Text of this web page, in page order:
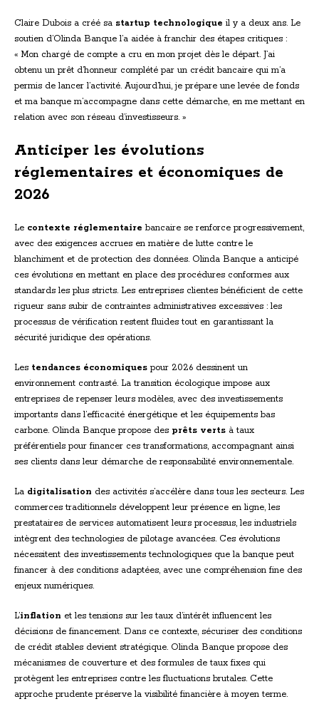
Claire Dubois a créé sa startup technologique il y a deux ans. Le
soutien d’Olinda Banque l’a aidée à franchir des étapes critiques :
« Mon chargé de compte a cru en mon projet dès le départ. J’ai
obtenu un prêt d’honneur complété par un crédit bancaire qui m’a
permis de lancer l’activité. Aujourd’hui, je prépare une levée de fonds
et ma banque m’accompagne dans cette démarche, en me mettant en
relation avec son réseau d’investisseurs. »
Anticiper les évolutions
réglementaires et économiques de
2026
Le contexte réglementaire bancaire se renforce progressivement,
avec des exigences accrues en matière de lutte contre le
blanchiment et de protection des données. Olinda Banque a anticipé
ces évolutions en mettant en place des procédures conformes aux
standards les plus stricts. Les entreprises clientes bénéficient de cette
rigueur sans subir de contraintes administratives excessives : les
processus de vérification restent fluides tout en garantissant la
sécurité juridique des opérations.
Les tendances économiques pour 2026 dessinent un
environnement contrasté. La transition écologique impose aux
entreprises de repenser leurs modèles, avec des investissements
importants dans l’efficacité énergétique et les équipements bas
carbone. Olinda Banque propose des prêts verts à taux
préférentiels pour financer ces transformations, accompagnant ainsi
ses clients dans leur démarche de responsabilité environnementale.
La digitalisation des activités s’accélère dans tous les secteurs. Les
commerces traditionnels développent leur présence en ligne, les
prestataires de services automatisent leurs processus, les industriels
intègrent des technologies de pilotage avancées. Ces évolutions
nécessitent des investissements technologiques que la banque peut
financer à des conditions adaptées, avec une compréhension fine des
enjeux numériques.
L’inflation et les tensions sur les taux d’intérêt influencent les
décisions de financement. Dans ce contexte, sécuriser des conditions
de crédit stables devient stratégique. Olinda Banque propose des
mécanismes de couverture et des formules de taux fixes qui
protègent les entreprises contre les fluctuations brutales. Cette
approche prudente préserve la visibilité financière à moyen terme.